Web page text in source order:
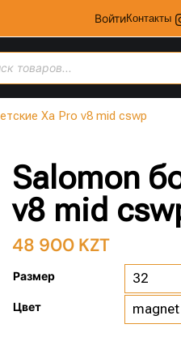
ВойтиКонтакты
Xa Pro v8 mid cswp
Salomon
v8 mid
48 900 KZT
Размер
Цвет